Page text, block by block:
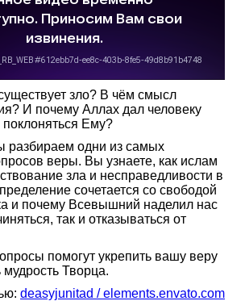
зло? В чём смысл
И почему Аллах дал человеку
Ему?
разбираем одни из самых
веры. Вы узнаете, как ислам
зла и несправедливости в
сочетается со свободой
и почему Всевышний наделил нас
так и отказываться от
помогут укрепить вашу веру
мудрость Творца.
deasyjunitad / elements.envato.com